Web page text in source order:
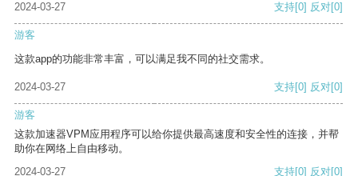
2024-03-27
支持[0] 反对[0]
游客
这款app的功能非常丰富，可以满足我不同的社交需求。
2024-03-27 支持[0] 反对[0]
游客
这款加速器VPM应用程序可以给你提供最高速度和安全性的连接，并帮
助你在网络上自由移动。
2024-03-27
支持[0] 反对[0]